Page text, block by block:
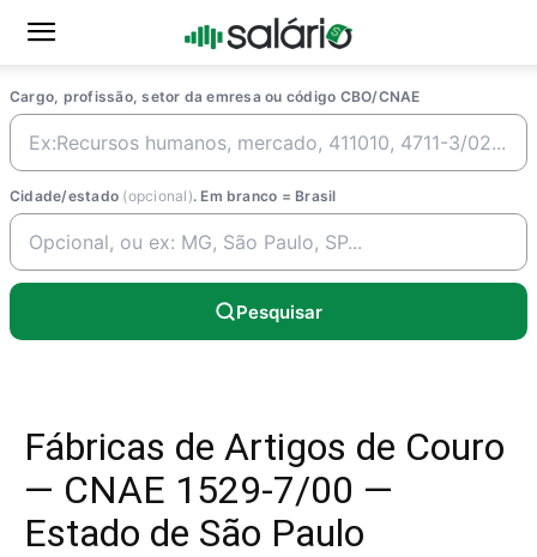
Cargo, profissão, setor da emresa ou código CBO/CNAE
Cidade/estado (opcional). Em branco = Brasil
Pesquisar
Fábricas de Artigos de Couro
— CNAE 1529-7/00 —
Estado de São Paulo